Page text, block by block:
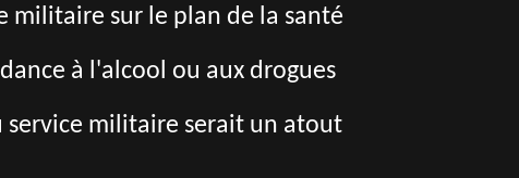
militaire sur le plan de la santé
à l'alcool ou aux drogues
service militaire serait un atout